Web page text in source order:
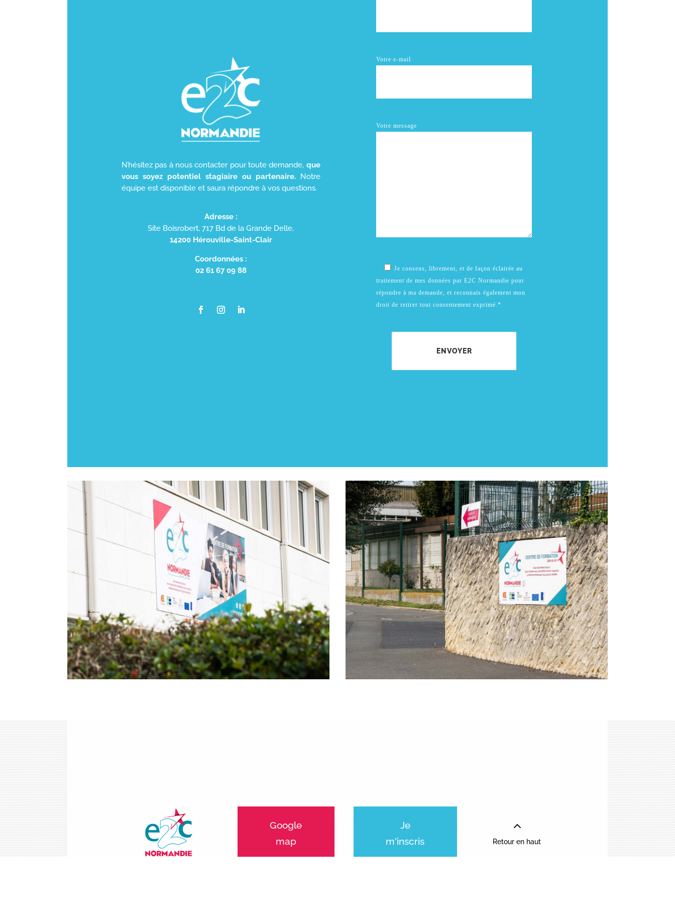
N’hésitez pas à nous contacter pour toute demande, que
vous soyez potentiel stagiaire ou partenaire.Notre
équipe est disponible et saura répondre à vos questions.
Adresse :
Site Boisrobert, 717 Bd de la Grande Delle,
14200 Hérouville-Saint-Clair
Coordonnées :
02 61 67 09 88
Votre e-mail
Votre message
Je consens, librement, et de façon éclairée au
traitement de mes données par E2C Normandie pour
répondre à ma demande, et reconnais également mon
droit de retirer tout consentement exprimé.*
Google
map
Je
m'inscris
2
Retour en haut